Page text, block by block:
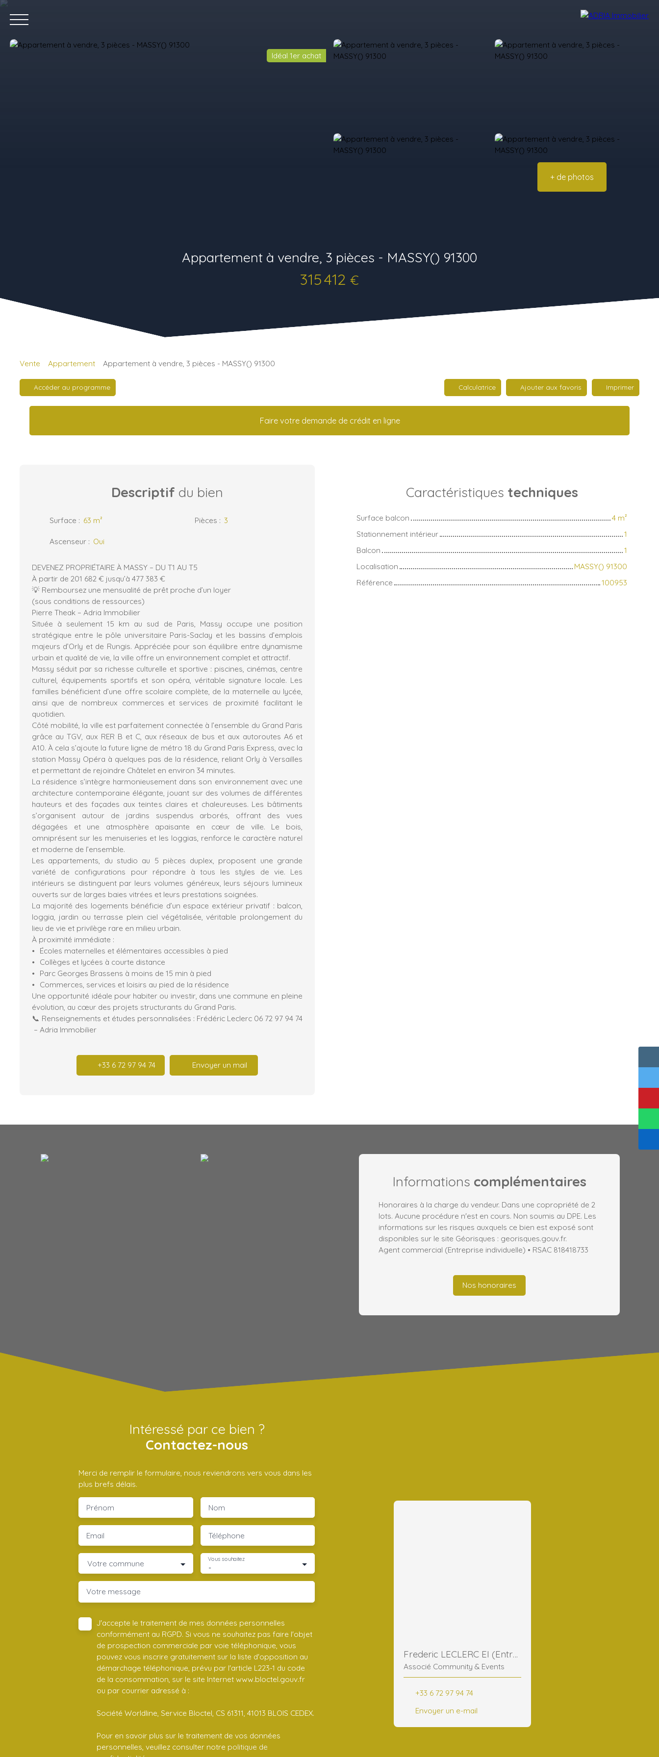
Idéal 1er achat
+ de photos
Appartement à vendre, 3 pièces - MASSY() 91300
315 412 €
Vente Appartement Appartement à vendre, 3 pièces - MASSY() 91300
Accéder au programme Calculatrice Ajouter aux favoris Imprimer
Faire votre demande de crédit en ligne
Descriptif du bien
Surface : 63 m² Pièces : 3
Ascenseur : Oui
DEVENEZ PROPRIÉTAIRE À MASSY – DU T1 AU T5
À partir de 201 682 € jusqu’à 477 383 €
💡 Remboursez une mensualité de prêt proche d’un loyer
(sous conditions de ressources)
Pierre Theak – Adria Immobilier
Située à seulement 15 km au sud de Paris, Massy occupe une position
stratégique entre le pôle universitaire Paris-Saclay et les bassins d’emplois
majeurs d’Orly et de Rungis. Appréciée pour son équilibre entre dynamisme
urbain et qualité de vie, la ville offre un environnement complet et attractif.
Massy séduit par sa richesse culturelle et sportive : piscines, cinémas, centre
culturel, équipements sportifs et son opéra, véritable signature locale. Les
familles bénéficient d’une offre scolaire complète, de la maternelle au lycée,
ainsi que de nombreux commerces et services de proximité facilitant le
quotidien.
Côté mobilité, la ville est parfaitement connectée à l’ensemble du Grand Paris
grâce au TGV, aux RER B et C, aux réseaux de bus et aux autoroutes A6 et
A10. À cela s’ajoute la future ligne de métro 18 du Grand Paris Express, avec la
station Massy Opéra à quelques pas de la résidence, reliant Orly à Versailles
et permettant de rejoindre Châtelet en environ 34 minutes.
La résidence s’intègre harmonieusement dans son environnement avec une
architecture contemporaine élégante, jouant sur des volumes de différentes
hauteurs et des façades aux teintes claires et chaleureuses. Les bâtiments
s’organisent autour de jardins suspendus arborés, offrant des vues
dégagées et une atmosphère apaisante en cœur de ville. Le bois,
omniprésent sur les menuiseries et les loggias, renforce le caractère naturel
et moderne de l’ensemble.
Les appartements, du studio au 5 pièces duplex, proposent une grande
variété de configurations pour répondre à tous les styles de vie. Les
intérieurs se distinguent par leurs volumes généreux, leurs séjours lumineux
ouverts sur de larges baies vitrées et leurs prestations soignées.
La majorité des logements bénéficie d’un espace extérieur privatif : balcon,
loggia, jardin ou terrasse plein ciel végétalisée, véritable prolongement du
lieu de vie et privilège rare en milieu urbain.
À proximité immédiate :
Écoles maternelles et élémentaires accessibles à pied
Collèges et lycées à courte distance
Parc Georges Brassens à moins de 15 min à pied
Commerces, services et loisirs au pied de la résidence
Une opportunité idéale pour habiter ou investir, dans une commune en pleine
évolution, au cœur des projets structurants du Grand Paris.
📞 Renseignements et études personnalisées : Frédéric Leclerc 06 72 97 94 74
– Adria Immobilier
+33 6 72 97 94 74 Envoyer un mail
Caractéristiques techniques
Surface balcon 4 m²
Stationnement intérieur
1
Balcon
1
Localisation
MASSY() 91300
Référence
100953
Informations complémentaires
Honoraires à la charge du vendeur. Dans une copropriété de 2
lots. Aucune procédure n'est en cours. Non soumis au DPE. Les
informations sur les risques auxquels ce bien est exposé sont
disponibles sur le site Géorisques : georisques.gouv.fr.
Agent commercial (Entreprise individuelle) • RSAC 818418733
Nos honoraires
Intéressé par ce bien ?
Contactez-nous
Merci de remplir le formulaire, nous reviendrons vers vous dans les
plus brefs délais.
Prénom Nom
Email Téléphone
Votre commune -
Vous souhaitez
Votre message
J'accepte le traitement de mes données personnelles
conformément au RGPD. Si vous ne souhaitez pas faire l'objet
de prospection commerciale par voie téléphonique, vous
pouvez vous inscrire gratuitement sur la liste d'opposition au
démarchage téléphonique, prévu par l'article L223-1 du code
de la consommation, sur le site Internet www.bloctel.gouv.fr
ou par courrier adressé à :
Société Worldline, Service Bloctel, CS 61311, 41013 BLOIS CEDEX.
Pour en savoir plus sur le traitement de vos données
personnelles, veuillez consulter notre politique de
Frederic LECLERC EI (Entreprise Individuelle)
Associé Community & Events
+33 6 72 97 94 74
Envoyer un e-mail